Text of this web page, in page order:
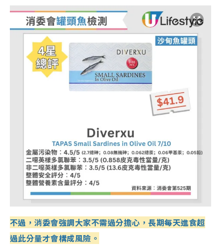
不過，消委會強調大家不需過分擔心，長期每天進食超
過此分量才會構成風險。